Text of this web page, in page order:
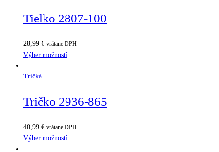
Tielko 2807-100
28,99 € vrátane DPH
Výber možností
Tričká
Tričko 2936-865
40,99 € vrátane DPH
Výber možností